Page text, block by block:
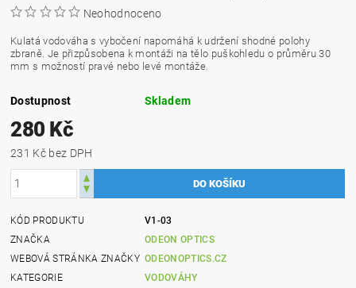
Neohodnoceno
Kulatá vodováha s vybočení napomáhá k udržení shodné polohy
zbraně. Je přizpůsobena k montáži na tělo puškohledu o průměru 30
mm s možností pravé nebo levé montáže.
Dostupnost Skladem
280 Kč
231 Kč bez DPH
KÓD PRODUKTU
V1-03
ZNAČKA
ODEON OPTICS
WEBOVÁ STRÁNKA ZNAČKY ODEONOPTICS.CZ
KATEGORIE
VODOVÁHY